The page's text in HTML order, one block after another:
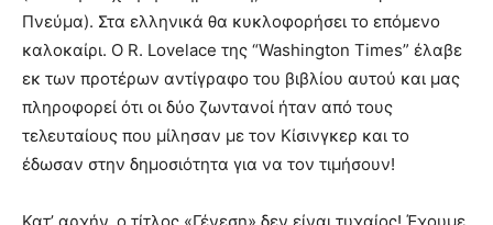
Πνεύμα). Στα ελληνικά θα κυκλοφορήσει το επόμενο
καλοκαίρι. Ο R. Lovelace της “Washington Times” έλαβε
εκ των προτέρων αντίγραφο του βιβλίου αυτού και μας
πληροφορεί ότι οι δύο ζωντανοί ήταν από τους
τελευταίους που μίλησαν με τον Κίσινγκερ και το
έδωσαν στην δημοσιότητα για να τον τιμήσουν!